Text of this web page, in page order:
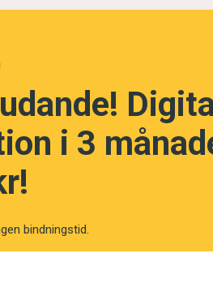
digitalt
som kan stimulera
i 3
bindningstid.